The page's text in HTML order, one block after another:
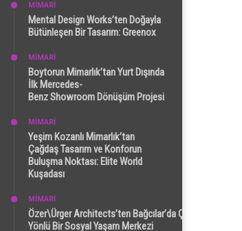
MİMARİ
Mental Design Works’ten Doğayla
Bütünleşen Bir Tasarım: Greenox
MİMARİ
Boytorun Mimarlık’tan Yurt Dışında
İlk Mercedes-
Benz Showroom Dönüşüm Projesi
MİMARİ
Yeşim Kozanlı Mimarlık’tan
Çağdaş Tasarım ve Konforun
Buluşma Noktası: Elite World
Kuşadası
MİMARİ
Özer\Ürger Architects’ten Bağcılar’da Çok
Yönlü Bir Sosyal Yaşam Merkezi